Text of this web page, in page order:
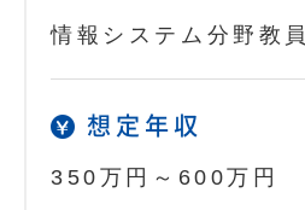
情報システム分野教員
想定年収
350万円～600万円